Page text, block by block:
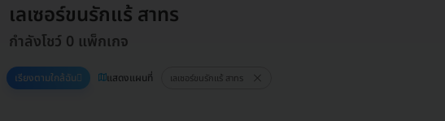
เลเซอร์ขนรักแร้ สาทร
กำลังโชว์ 0 แพ็กเกจ
เรียงตามใกล้ฉัน แสดงแผนที่ เลเซอร์ขนรักแร้ สาทร